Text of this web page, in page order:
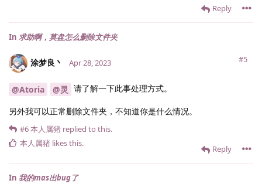
Reply
In 求助啊，莫盘怎么删除文件夹
涂梦良丶 #5
Apr 28, 2023
@Atoria @灵 请了解一下此事处理方式。
另外我可以正常删除文件夹，不知道你是什么情况。
Reply
#6本人属猪 replied to this.
本人属猪 likes this.
In 我的mas出bug了